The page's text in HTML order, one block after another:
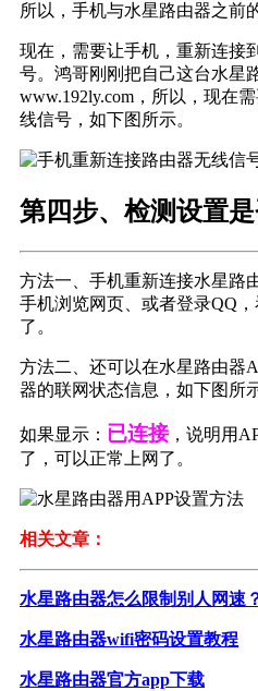
所以，手机与水星路由器之前
现在，需要让手机，重新连接
号。鸿哥刚刚把自己这台水星
www.192ly.com，所以，现在
线信号，如下图所示。
第四步、检测设置
方法一、手机重新连接水星路
手机浏览网页、或者登录QQ
了。
方法二、还可以在水星路由器
器的联网状态信息，如下图所示
如果显示： 已连接，说明用
了，可以正常上网了。
相关文章：
水星路由器怎么限制别人网速
水星路由器wifi密码设置教程
水星路由器官方app下载